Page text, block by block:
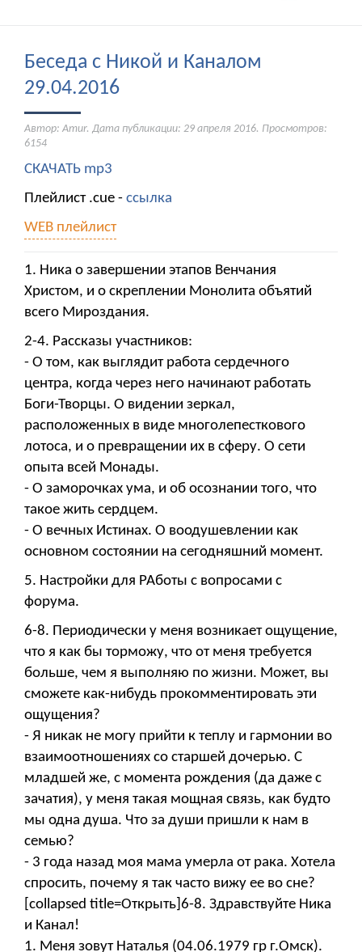
Беседа с Никой и Каналом
29.04.2016
Автор: Amur. Дата публикации: 29 апреля 2016. Просмотров:
6154
СКАЧАТЬ mp3
Плейлист .cue - ссылка
WEB плейлист
1. Ника о завершении этапов Венчания
Христом, и о скреплении Монолита объятий
всего Мироздания.
2-4. Рассказы участников:
- О том, как выглядит работа сердечного
центра, когда через него начинают работать
Боги-Творцы. О видении зеркал,
расположенных в виде многолепесткового
лотоса, и о превращении их в сферу. О сети
опыта всей Монады.
- О заморочках ума, и об осознании того, что
такое жить сердцем.
- О вечных Истинах. О воодушевлении как
основном состоянии на сегодняшний момент.
5. Настройки для РАботы с вопросами с
форума.
6-8. Периодически у меня возникает ощущение,
что я как бы торможу, что от меня требуется
больше, чем я выполняю по жизни. Может, вы
сможете как-нибудь прокомментировать эти
ощущения?
- Я никак не могу прийти к теплу и гармонии во
взаимоотношениях со старшей дочерью. С
младшей же, с момента рождения (да даже с
зачатия), у меня такая мощная связь, как будто
мы одна душа. Что за души пришли к нам в
семью?
- 3 года назад моя мама умерла от рака. Хотела
спросить, почему я так часто вижу ее во сне?
[collapsed title=Открыть]6-8. Здравствуйте Ника
и Канал!
1. Меня зовут Наталья (04.06.1979 гр г.Омск).